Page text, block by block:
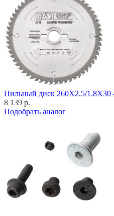
Пильный диск 260X2.5/1.8X30
8 139 р.
Подобрать аналог